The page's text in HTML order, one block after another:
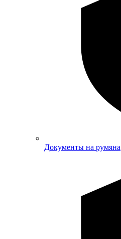
Документы на румяна